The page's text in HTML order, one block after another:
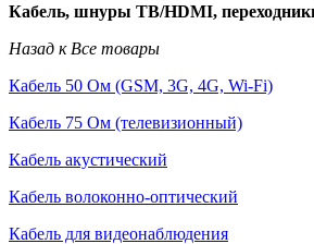
Кабель, шнуры ТВ/HDMI,
Назад к Все товары
Кабель 50 Ом (GSM, 3G, 4G, Wi-Fi)
Кабель 75 Ом (телевизионный)
Кабель акустический
Кабель волоконно-оптический
Кабель для видеонаблюдения